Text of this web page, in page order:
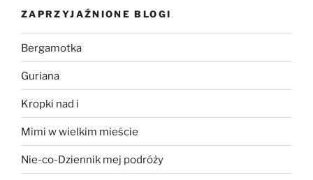
ZAPRZYJAŹNIONE BLOGI
Bergamotka
Guriana
Kropki nad i
Mimi w wielkim mieście
Nie-co-Dziennik mej podróży